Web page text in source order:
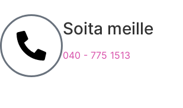
Soita meille
040 - 775 1513